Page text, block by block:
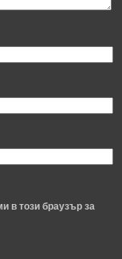
в този браузър за